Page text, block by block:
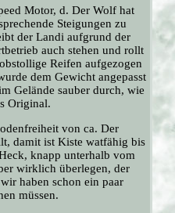
Motor, d. Der Wolf hat
Steigungen zu
der Landi aufgrund der
auch stehen und rollt
Reifen aufgezogen
dem Gewicht angepasst
Gelände sauber durch, wie
Original.
von ca. Der
damit ist Kiste watfähig bis
knapp unterhalb vom
wirklich überlegen, der
haben schon ein paar
müssen.